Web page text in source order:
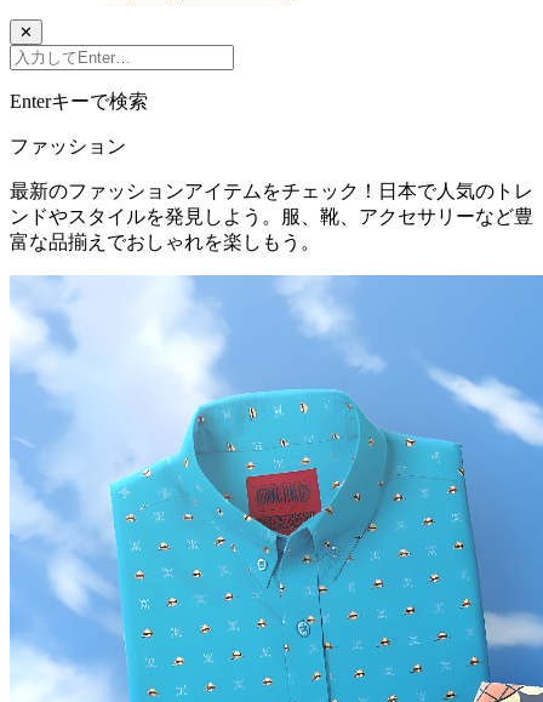
✕
Enterキーで検索
ファッション
最新のファッションアイテムをチェック！日本で人気のトレ
ンドやスタイルを発見しよう。服、靴、アクセサリーなど豊
富な品揃えでおしゃれを楽しもう。